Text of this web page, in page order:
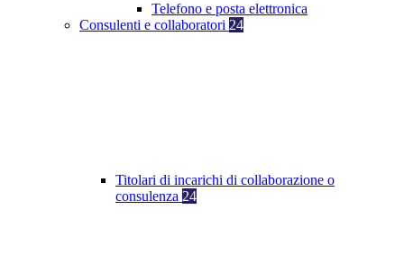
Telefono e posta elettronica
Consulenti e collaboratori 24
Titolari di incarichi di collaborazione o
consulenza 24